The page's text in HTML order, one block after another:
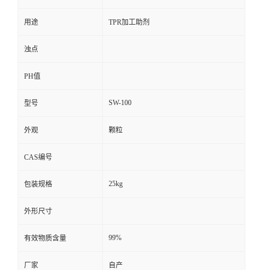
用途 TPR加工助剂
浊点
PH值
型号 SW-100
外观 颗粒
CAS编号
包装规格 25kg
外形尺寸
有效物质含量 99%
厂家 自产